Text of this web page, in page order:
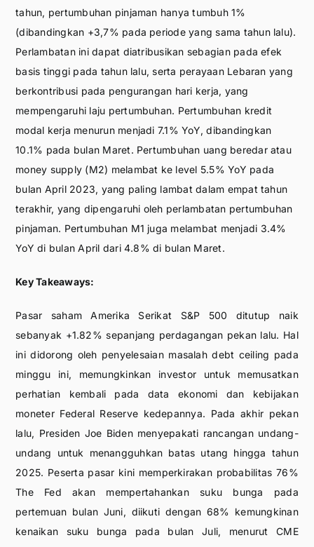
tahun, pertumbuhan pinjaman hanya tumbuh 1%
(dibandingkan +3,7% pada periode yang sama tahun lalu).
Perlambatan ini dapat diatribusikan sebagian pada efek
basis tinggi pada tahun lalu, serta perayaan Lebaran yang
berkontribusi pada pengurangan hari kerja, yang
mempengaruhi laju pertumbuhan. Pertumbuhan kredit
modal kerja menurun menjadi 7.1% YoY, dibandingkan
10.1% pada bulan Maret. Pertumbuhan uang beredar atau
money supply (M2) melambat ke level 5.5% YoY pada
bulan April 2023, yang paling lambat dalam empat tahun
terakhir, yang dipengaruhi oleh perlambatan pertumbuhan
pinjaman. Pertumbuhan M1 juga melambat menjadi 3.4%
YoY di bulan April dari 4.8% di bulan Maret.
Key Takeaways:
Pasar saham Amerika Serikat S&P 500 ditutup naik
sebanyak +1.82% sepanjang perdagangan pekan lalu. Hal
ini didorong oleh penyelesaian masalah debt ceiling pada
minggu ini, memungkinkan investor untuk memusatkan
perhatian kembali pada data ekonomi dan kebijakan
moneter Federal Reserve kedepannya. Pada akhir pekan
lalu, Presiden Joe Biden menyepakati rancangan undang-
undang untuk menangguhkan batas utang hingga tahun
2025. Peserta pasar kini memperkirakan probabilitas 76%
The Fed akan mempertahankan suku bunga pada
pertemuan bulan Juni, diikuti dengan 68% kemungkinan
kenaikan suku bunga pada bulan Juli, menurut CME